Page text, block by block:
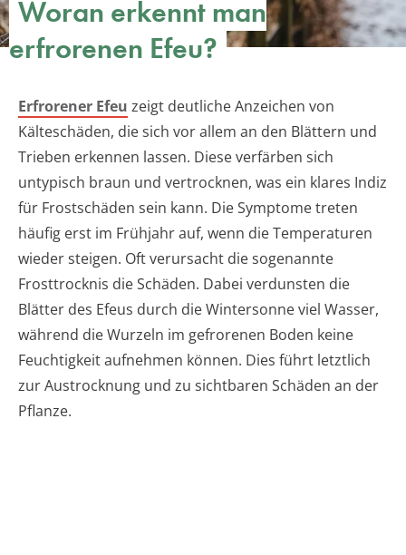
Woran erkennt man
erfrorenen Efeu?
Erfrorener Efeu zeigt deutliche Anzeichen von
Kälteschäden, die sich vor allem an den Blättern und
Trieben erkennen lassen. Diese verfärben sich
untypisch braun und vertrocknen, was ein klares Indiz
für Frostschäden sein kann. Die Symptome treten
häufig erst im Frühjahr auf, wenn die Temperaturen
wieder steigen. Oft verursacht die sogenannte
Frosttrocknis die Schäden. Dabei verdunsten die
Blätter des Efeus durch die Wintersonne viel Wasser,
während die Wurzeln im gefrorenen Boden keine
Feuchtigkeit aufnehmen können. Dies führt letztlich
zur Austrocknung und zu sichtbaren Schäden an der
Pflanze.